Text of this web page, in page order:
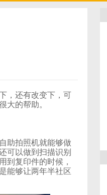
，还有改变下，可
的帮助。
自助拍照机就能够做
还可以做到扫描识别
复印件的时候，
是能够让两年半社区